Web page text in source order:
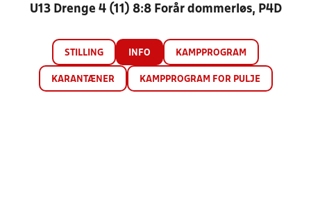
U13 Drenge 4 (11) 8:8 Forår dommerløs, P4D
STILLING INFO KAMPPROGRAM
KARANTÆNER KAMPPROGRAM FOR PULJE